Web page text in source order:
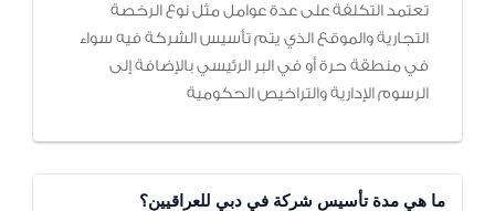
تعتمد التكلفة على عدة عوامل مثل نوع الرخصة
التجارية والموقع الذي يتم تأسيس الشركة فيه سواء
في منطقة حرة أو في البر الرئيسي بالإضافة إلى
الرسوم الإدارية والتراخيص الحكومية
ما هي مدة تأسيس شركة في دبي للعراقيين؟